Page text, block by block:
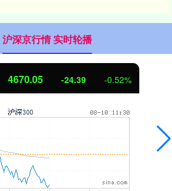
沪深京行情 实时轮播
1125.45 -8.79 -0.78%